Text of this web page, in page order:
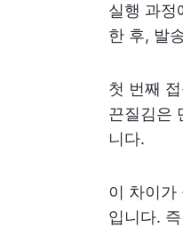
실행 과정
한 후, 발
첫 번째
끈질김은
니다.
이 차이가
입니다.